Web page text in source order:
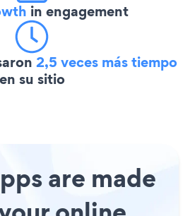
in engagement
2,5 veces más tiempo
en su sitio
are made